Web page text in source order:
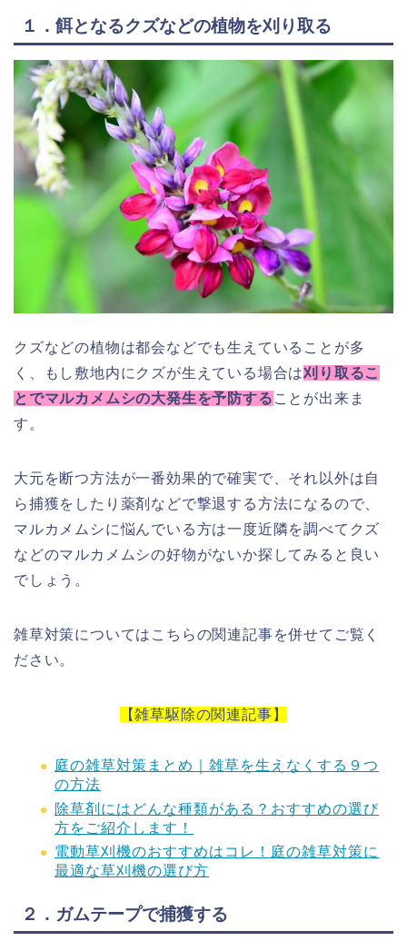
１．餌となるクズなどの植物を刈り取る
クズなどの植物は都会などでも生えていることが多
く、もし敷地内にクズが生えている場合は刈り取るこ
とでマルカメムシの大発生を予防する ことが出来ま
す。
大元を断つ方法が一番効果的で確実で、それ以外は自
ら捕獲をしたり薬剤などで撃退する方法になるので、
マルカメムシに悩んでいる方は一度近隣を調べてクズ
などのマルカメムシの好物がないか探してみると良い
でしょう。
雑草対策についてはこちらの関連記事を併せてご覧く
ださい。
【雑草駆除の関連記事】
庭の雑草対策まとめ｜雑草を生えなくする９つ
の方法
除草剤にはどんな種類がある？おすすめの選び
方をご紹介します！
電動草刈機のおすすめはコレ！庭の雑草対策に
最適な草刈機の選び方
２．ガムテープで捕獲する